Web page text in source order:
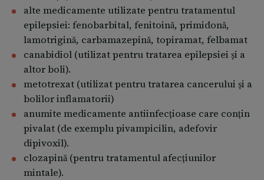
Înainte de a lua acest medicament, discutați cu
medicul dumneavoastră
dacă ştiţi sau dacă medicul dumneavoastră
suspectează că în familia dumneavoastră există o
problemă genetică determinată de o modificare la
nivel mitocondrial, din cauza unui risc de afectare
a ficatului dumneavoastră,
dacă sunteţi suspectat că suferiţi de orice fel de
tulburări metabolice, în particular tulburări
cauzate de deficitul enzimatic ereditar cum este
alte medicamente utilizate pentru tratamentul
epilepsiei: fenobarbital, fenitoină, primidonă,
lamotrigină, carbamazepină, topiramat, felbamat
canabidiol (utilizat pentru tratarea epilepsiei și a
altor boli).
metotrexat (utilizat pentru tratarea cancerului și a
bolilor inflamatorii)
anumite medicamente antiinfecțioase care conțin
pivalat (de exemplu pivampicilin, adefovir
dipivoxil).
clozapină (pentru tratamentul afecțiunilor
mintale).